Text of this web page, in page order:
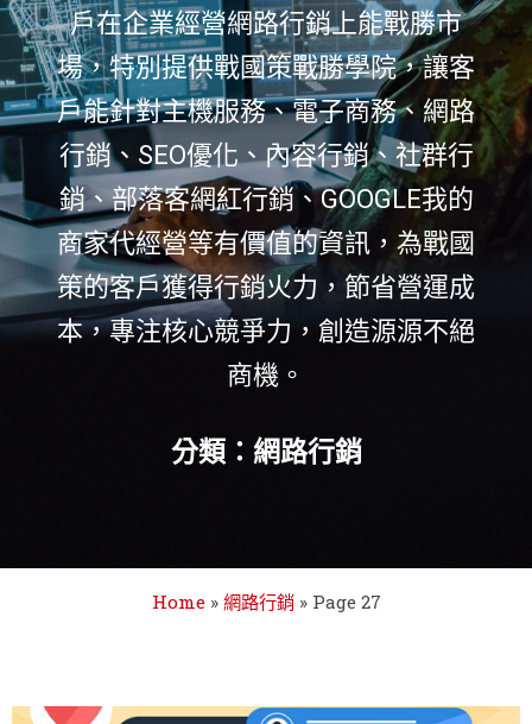
戶在企業經營網路行銷上能戰勝市
場，特別提供戰國策戰勝學院，讓客
戶能針對主機服務、電子商務、網路
行銷、SEO優化、內容行銷、社群行
銷、部落客網紅行銷、GOOGLE我的
商家代經營等有價值的資訊，為戰國
策的客戶獲得行銷火力，節省營運成
本，專注核心競爭力，創造源源不絕
商機。
分類：網路行銷
Home» 網路行銷» Page 27